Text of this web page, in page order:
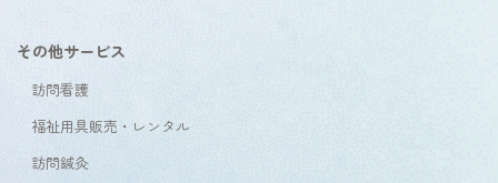
その他サービス
訪問看護
福祉用具販売・レンタル
訪問鍼灸